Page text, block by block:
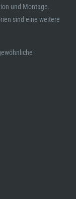
und Montage.
sind eine weitere